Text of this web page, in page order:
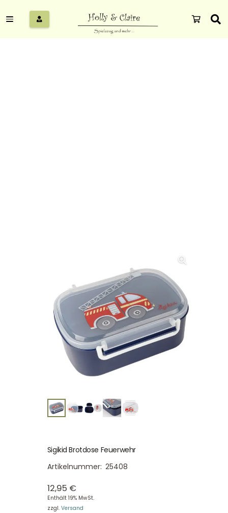
Sigikid Brotdose Feuerwehr
Artikelnummer: 25408
12,95 €
Enthält 19% MwSt.
zzgl. Versand